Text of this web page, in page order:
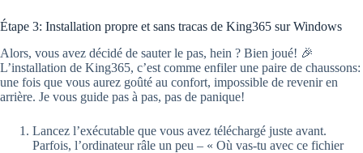
Étape 3: Installation propre et sans tracas de King365 sur Windows
Alors, vous avez décidé de sauter le pas, hein ? Bien joué! 🎉
L’installation de King365, c’est comme enfiler une paire de chaussons:
une fois que vous aurez goûté au confort, impossible de revenir en
arrière. Je vous guide pas à pas, pas de panique!
Lancez l’exécutable que vous avez téléchargé juste avant.
Parfois, l’ordinateur râle un peu – « Où vas-tu avec ce fichier